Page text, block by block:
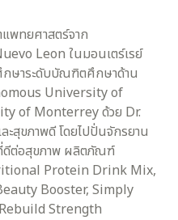
พทยศาสตร์จาก
Leon ในมอนเตร์เรย์
ศึกษาระดับบัณฑิตศึกษาด้าน
University of
of Monterrey ด้วย Dr.
สุขภาพดี โดยไปปั่นจักรยาน
ดีต่อสุขภาพ ผลิตภัณฑ์
Protein Drink Mix,
Booster, Simply
Strength